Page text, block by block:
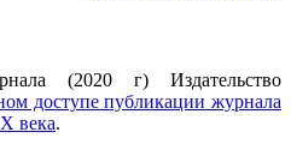
(2020 г) Издательство
доступе публикации журнала
века.